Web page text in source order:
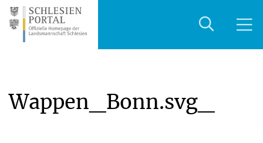
Wappen_Bonn.svg_